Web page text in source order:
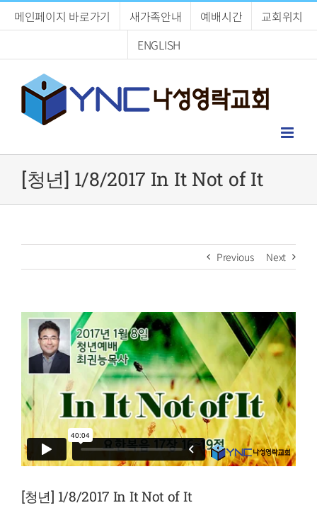
메인페이지 바로가기 새가족안내 예배시간
교회위치
ENGLISH
[청년] 1/8/2017 In It Not of It
Previous Next
[청년] 1/8/2017 In It Not of It